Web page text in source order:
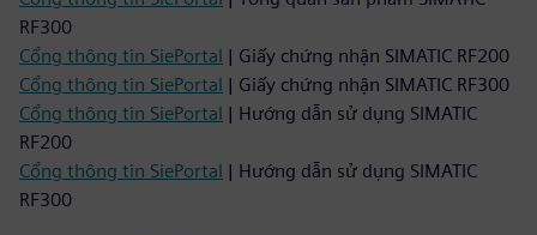
RF300
Cổng thông tin SiePortal | Giấy chứng nhận SIMATIC RF200
Cổng thông tin SiePortal | Giấy chứng nhận SIMATIC RF300
Cổng thông tin SiePortal | Hướng dẫn sử dụng SIMATIC
RF200
Cổng thông tin SiePortal | Hướng dẫn sử dụng SIMATIC
RF300